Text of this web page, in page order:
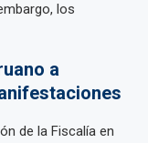
los
a
de la Fiscalía en